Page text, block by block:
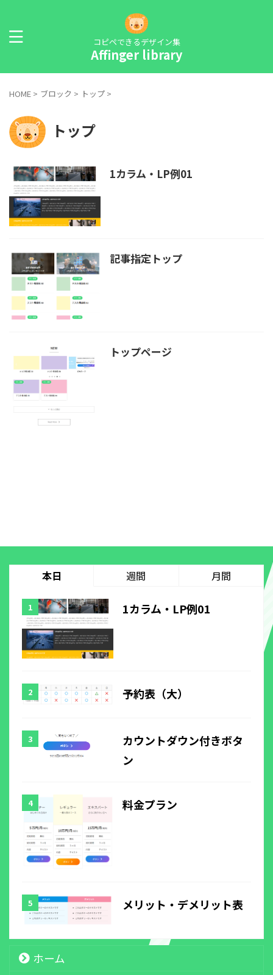
コピペできるデザイン集
Affinger library
HOME > ブロック > トップ >
トップ
1カラム・LP例01
記事指定トップ
トップページ
本日 週間 月間
1カラム・LP例01
予約表（大）
カウントダウン付きボタ
ン
料金プラン
メリット・デメリット表
ホーム